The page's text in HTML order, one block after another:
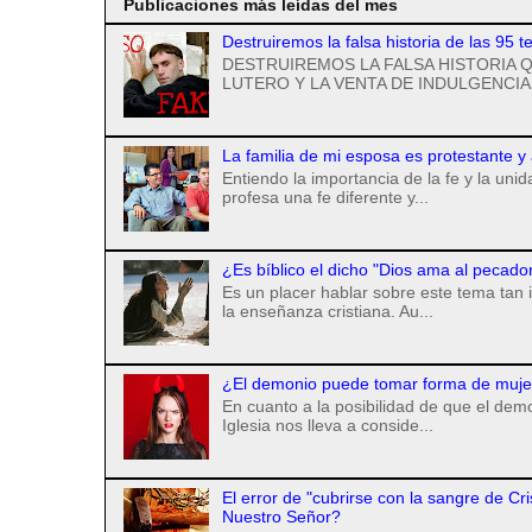
Publicaciones más leídas del mes
Destruiremos la falsa historia de las 95
DESTRUIREMOS LA FALSA HISTORIA
LUTERO Y LA VENTA DE
La familia de mi esposa es protestante
Entiendo la importancia de la fe y la
profesa una fe diferente y...
¿Es bíblico el dicho "Dios ama al
Es un placer hablar sobre este tema
la enseñanza cristiana. Au...
¿El demonio puede tomar forma de
En cuanto a la posibilidad de que el
Iglesia nos lleva a conside...
El error de "cubrirse con la sangre de
Nuestro Señor?